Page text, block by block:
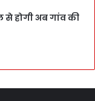
होगी अब गांव की